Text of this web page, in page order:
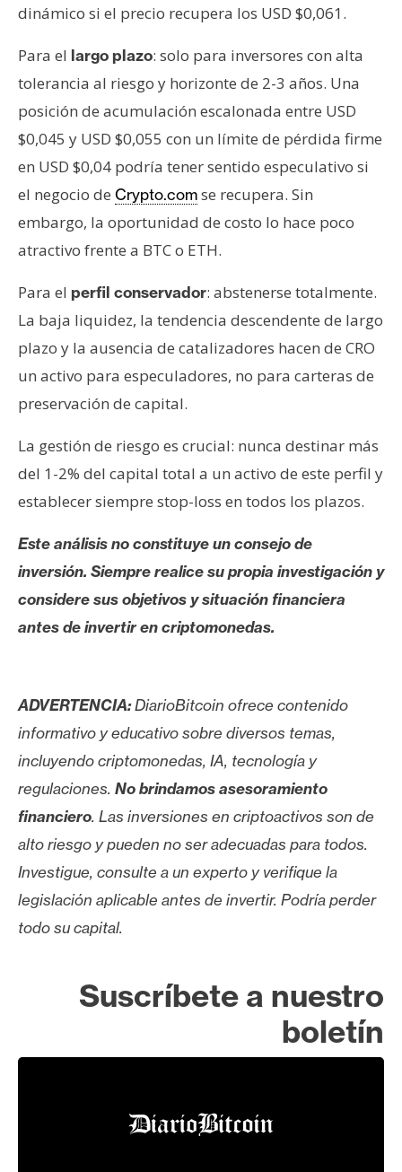
dinámico si el precio recupera los USD $0,061.
Para el largo plazo: solo para inversores con alta
tolerancia al riesgo y horizonte de 2-3 años. Una
posición de acumulación escalonada entre USD
$0,045 y USD $0,055 con un límite de pérdida firme
en USD $0,04 podría tener sentido especulativo si
el negocio de Crypto.comse recupera. Sin
embargo, la oportunidad de costo lo hace poco
atractivo frente a BTC o ETH.
Para el perfil conservador: abstenerse totalmente.
La baja liquidez, la tendencia descendente de largo
plazo y la ausencia de catalizadores hacen de CRO
un activo para especuladores, no para carteras de
preservación de capital.
La gestión de riesgo es crucial: nunca destinar más
del 1-2% del capital total a un activo de este perfil y
establecer siempre stop-loss en todos los plazos.
Este análisis no constituye un consejo de
inversión. Siempre realice su propia investigación y
considere sus objetivos y situación financiera
antes de invertir en criptomonedas.
ADVERTENCIA:DiarioBitcoin ofrece contenido
informativo y educativo sobre diversos temas,
incluyendo criptomonedas, IA, tecnología y
regulaciones. No brindamos asesoramiento
financiero. Las inversiones en criptoactivos son de
alto riesgo y pueden no ser adecuadas para todos.
Investigue, consulte a un experto y verifique la
legislación aplicable antes de invertir. Podría perder
todo su capital.
Suscríbete a nuestro
boletín